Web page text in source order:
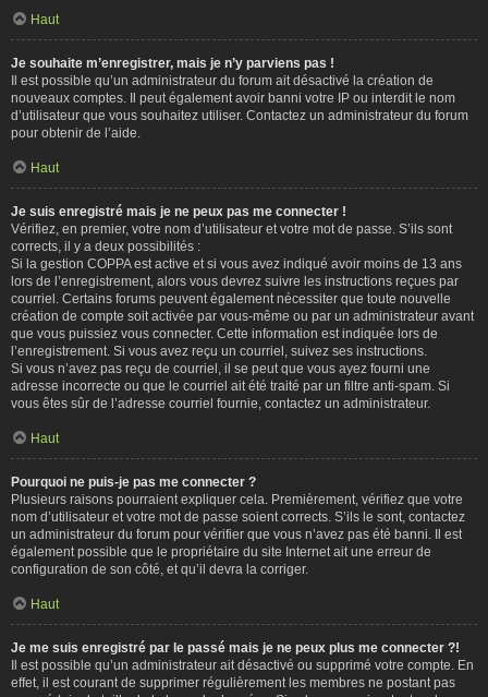
Haut
Je souhaite m’enregistrer, mais je n’y parviens pas !
Il est possible qu’un administrateur du forum ait désactivé la création de
nouveaux comptes. Il peut également avoir banni votre IP ou interdit le nom
d’utilisateur que vous souhaitez utiliser. Contactez un administrateur du forum
pour obtenir de l’aide.
Haut
Je suis enregistré mais je ne peux pas me connecter !
Vérifiez, en premier, votre nom d’utilisateur et votre mot de passe. S’ils sont
corrects, il y a deux possibilités :
Si la gestion COPPA est active et si vous avez indiqué avoir moins de 13 ans
lors de l’enregistrement, alors vous devrez suivre les instructions reçues par
courriel. Certains forums peuvent également nécessiter que toute nouvelle
création de compte soit activée par vous-même ou par un administrateur avant
que vous puissiez vous connecter. Cette information est indiquée lors de
l’enregistrement. Si vous avez reçu un courriel, suivez ses instructions.
Si vous n’avez pas reçu de courriel, il se peut que vous ayez fourni une
adresse incorrecte ou que le courriel ait été traité par un filtre anti-spam. Si
vous êtes sûr de l’adresse courriel fournie, contactez un administrateur.
Haut
Pourquoi ne puis-je pas me connecter ?
Plusieurs raisons pourraient expliquer cela. Premièrement, vérifiez que votre
nom d’utilisateur et votre mot de passe soient corrects. S’ils le sont, contactez
un administrateur du forum pour vérifier que vous n’avez pas été banni. Il est
également possible que le propriétaire du site Internet ait une erreur de
configuration de son côté, et qu’il devra la corriger.
Haut
Je me suis enregistré par le passé mais je ne peux plus me connecter ?!
Il est possible qu’un administrateur ait désactivé ou supprimé votre compte. En
effet, il est courant de supprimer régulièrement les membres ne postant pas